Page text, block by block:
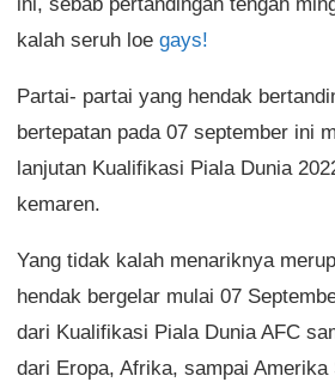
kalah seruh loe gays!
Partai- partai yang hendak
bertepatan pada 07 september ini
lanjutan Kualifikasi Piala Dunia
kemaren.
Yang tidak kalah menariknya
hendak bergelar mulai 07
dari Kualifikasi Piala Dunia AFC
dari Eropa, Afrika, sampai Amerika